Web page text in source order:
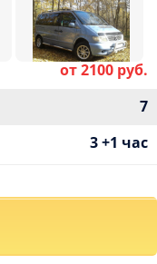
от 2100 руб.
7
3 +1 час